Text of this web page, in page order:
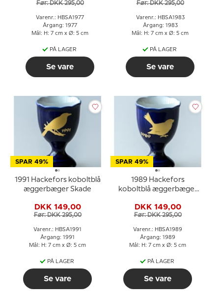
Før: DKK 295,00
Varenr.: HBSA1977
Årgang: 1977
Mål: H: 7 cm x Ø: 5 cm
PÅ LAGER
Se vare
Før: DKK 295,00
Varenr.: HBSA1983
Årgang: 1983
Mål: H: 7 cm x Ø: 5 cm
PÅ LAGER
Se vare
SPAR 49%
1991 Hackefors koboltblå
æggerbæger Skade
DKK 149,00
Før: DKK 295,00
Varenr.: HBSA1991
Årgang: 1991
Mål: H: 7 cm x Ø: 5 cm
PÅ LAGER
Se vare
SPAR 49%
1989 Hackefors
koboltblå æggerbæger
DKK 149,00
Før: DKK 295,00
Varenr.: HBSA1989
Årgang: 1989
Mål: H: 7 cm x Ø: 5 cm
PÅ LAGER
Se vare